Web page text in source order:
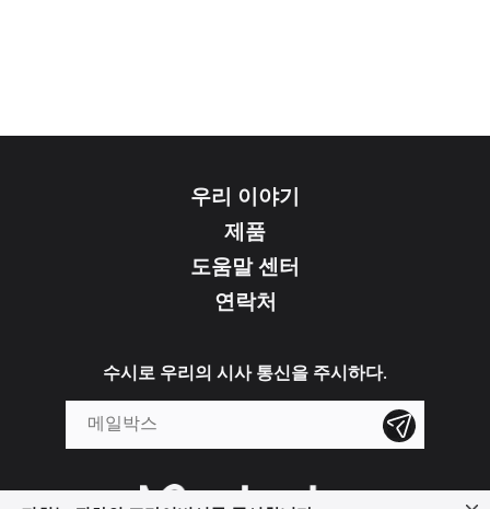
우리 이야기
제품
도움말 센터
연락처
수시로 우리의 시사 통신을 주시하다.